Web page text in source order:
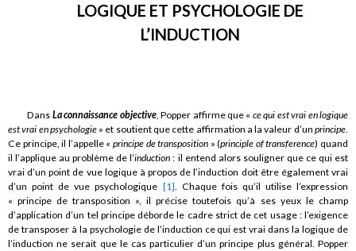
LOGIQUE ET PSYCHOLOGIE DE
L’INDUCTION
Dans La connaissance objective, Popper affirme que « ce qui est vrai en logique
est vrai en psychologie» et soutient que cette affirmation a la valeur d’unprincipe.
Ce principe, il l’appelle « principe de transposition » (principle of transference) quand
il l’applique au problème de l’induction : il entend alors souligner que ce qui est
vrai d’un point de vue logique à propos de l’induction doit être également vrai
d’un point de vue psychologique [1]. Chaque fois qu’il utilise l’expression
« principe de transposition », il précise toutefois qu’à ses yeux le champ
d’application d’un tel principe déborde le cadre strict de cet usage : l’exigence
de transposer à la psychologie de l’induction ce qui est vrai dans la logique de
l’induction ne serait que le cas particulier d’un principe plus général. Popper